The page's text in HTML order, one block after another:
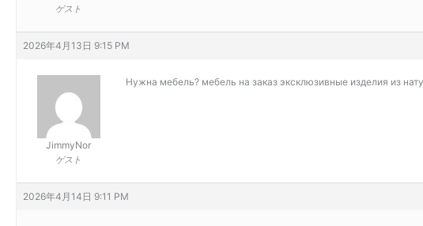
ゲスト
2026年4月13日 9:15 PM
JimmyNor
ゲスト
Нужна мебель? мебель на заказ эксклюзивные изделия из
2026年4月14日 9:11 PM